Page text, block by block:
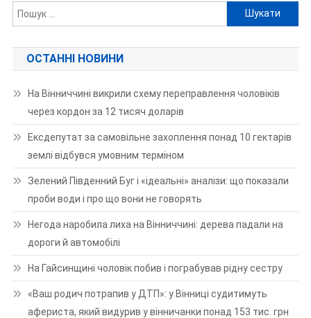
Пошук:
ОСТАННІ НОВИНИ
На Вінниччині викрили схему переправлення чоловіків
через кордон за 12 тисяч доларів
Ексдепутат за самовільне захоплення понад 10 гектарів
землі відбувся умовним терміном
Зелений Південний Буг і «ідеальні» аналізи: що показали
проби води і про що вони не говорять
Негода наробила лиха на Вінниччині: дерева падали на
дороги й автомобілі
На Гайсинщині чоловік побив і пограбував рідну сестру
«Ваш родич потрапив у ДТП»: у Вінниці судитимуть
афериста, який видурив у вінничанки понад 153 тис. грн